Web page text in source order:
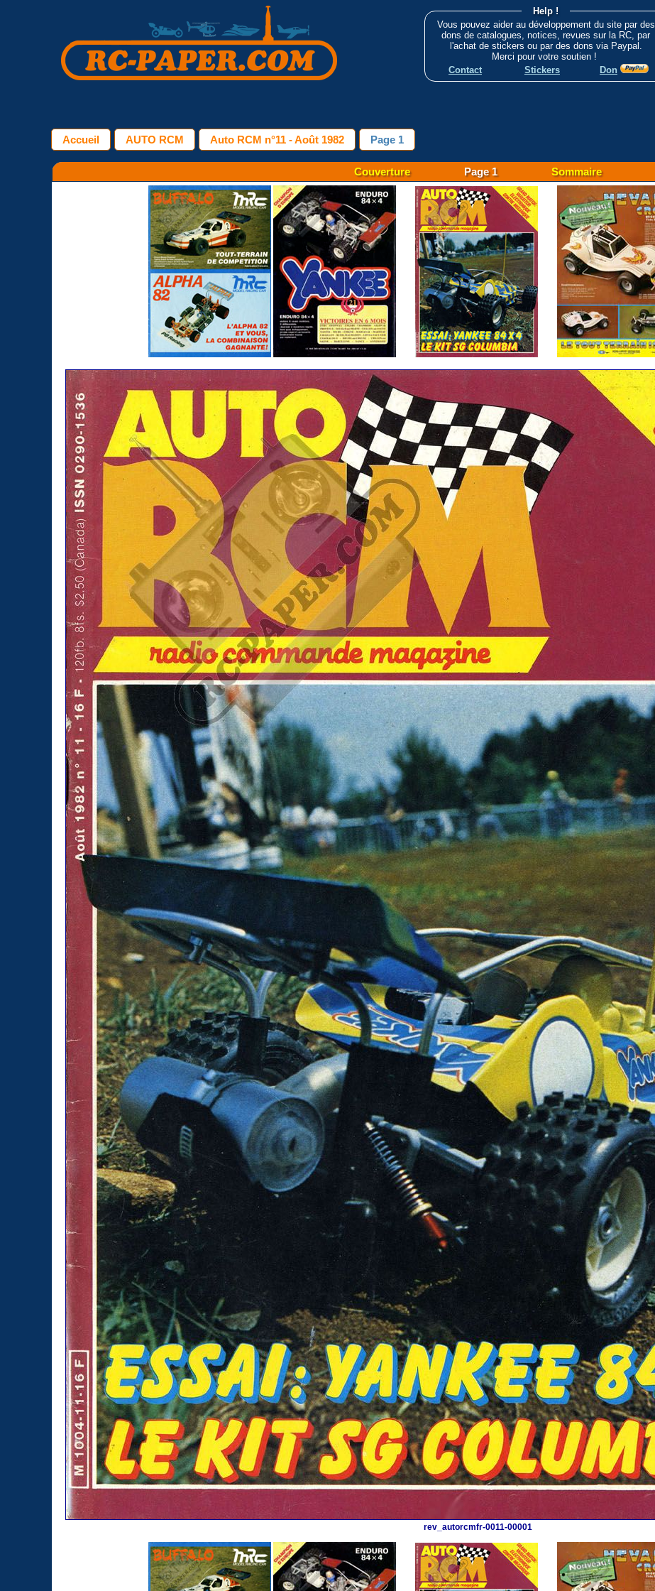
Help !
Vous pouvez aider au développement du site par des
dons de catalogues, notices, revues sur la RC, par
l'achat de stickers ou par des dons via Paypal.
Merci pour votre soutien !
Contact
Stickers Don
Accueil AUTO RCM Auto RCM n°11 - Août 1982 Page 1
CouverturePage 1 Sommaire
rev_autorcmfr-0011-00001